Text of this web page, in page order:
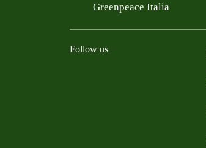
Greenpeace Italia
Follow us